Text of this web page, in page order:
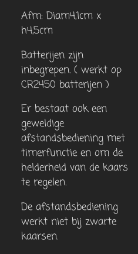
Afm: Diam4,1cm x
h4,5cm
Batterijen zijn
inbegrepen. ( werkt op
CR2450 batterijen )
Er bestaat ook een
geweldige
afstandsbediening met
timerfunctie en om de
helderheid van de kaars
te regelen.
De afstandsbediening
werkt niet bij zwarte
kaarsen.